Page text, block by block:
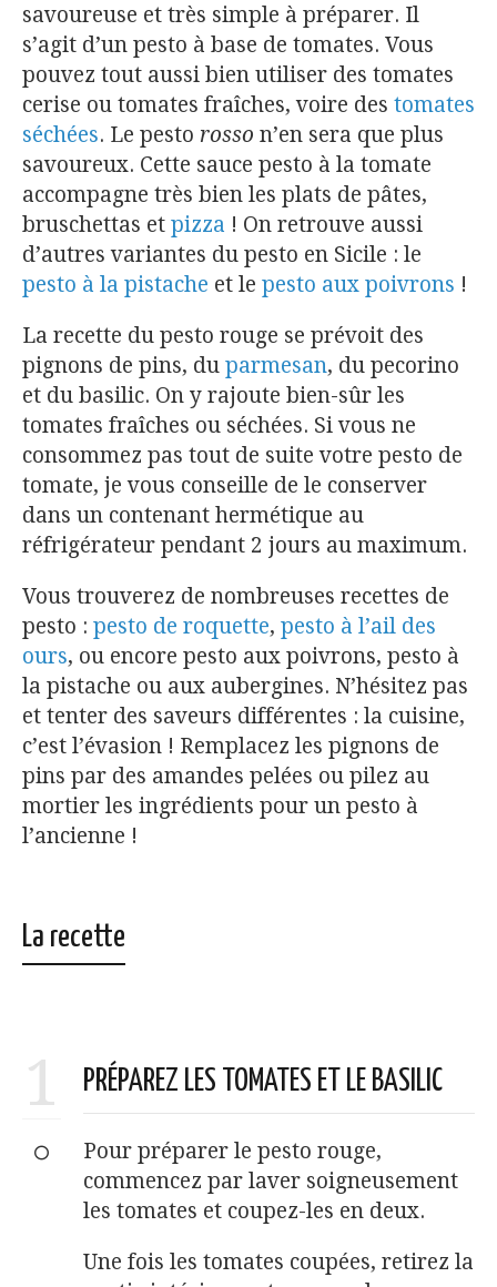
savoureuse et très simple à préparer. Il
s’agit d’un pesto à base de tomates. Vous
pouvez tout aussi bien utiliser des tomates
cerise ou tomates fraîches, voire des tomates
séchées. Le pesto rosso n’en sera que plus
savoureux. Cette sauce pesto à la tomate
accompagne très bien les plats de pâtes,
bruschettas et pizza ! On retrouve aussi
d’autres variantes du pesto en Sicile : le
pesto à la pistache et le pesto aux poivrons !
La recette du pesto rouge se prévoit des
pignons de pins, du parmesan, du pecorino
et du basilic. On y rajoute bien-sûr les
tomates fraîches ou séchées. Si vous ne
consommez pas tout de suite votre pesto de
tomate, je vous conseille de le conserver
dans un contenant hermétique au
réfrigérateur pendant 2 jours au maximum.
Vous trouverez de nombreuses recettes de
pesto : pesto de roquette, pesto à l’ail des
ours, ou encore pesto aux poivrons, pesto à
la pistache ou aux aubergines. N’hésitez pas
et tenter des saveurs différentes : la cuisine,
c’est l’évasion ! Remplacez les pignons de
pins par des amandes pelées ou pilez au
mortier les ingrédients pour un pesto à
l’ancienne !
La recette
1 PRÉPAREZ LES TOMATES ET LE BASILIC
Pour préparer le pesto rouge,
commencez par laver soigneusement
les tomates et coupez-les en deux.
Une fois les tomates coupées, retirez la